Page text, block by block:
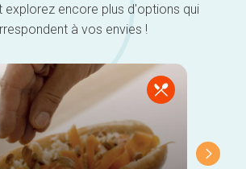
explorez encore plus d'options qui
à vos envies !